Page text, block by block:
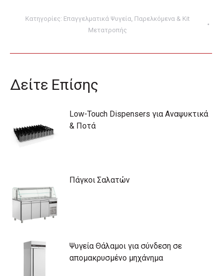
Κατηγορίες Επαγγελματικά Ψυγεία, Παρελκόμενα & Kit
Μετατροπής
Δείτε Επίσης
Low-Touch Dispensers για Αναψυκτικά
& Ποτά
Πάγκοι Σαλατών
Ψυγεία Θάλαμοι για σύνδεση σε
απομακρυσμένο μηχάνημα